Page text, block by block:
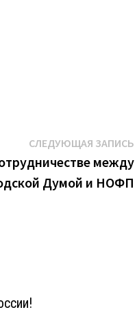
СЛЕДУЮЩАЯ ЗАПИСЬ
между
Думой и НОФП